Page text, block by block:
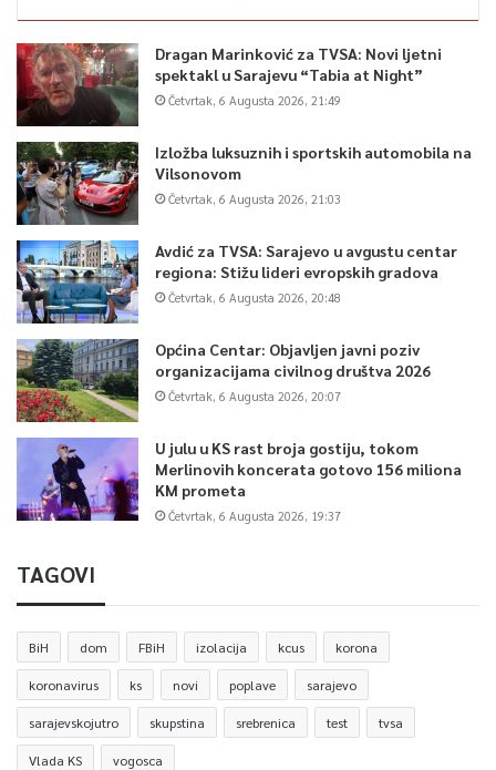
Dragan Marinković za TVSA: Novi ljetni
spektakl u Sarajevu “Tabia at Night”
Četvrtak, 6 Augusta 2026, 21:49
Izložba luksuznih i sportskih automobila na
Vilsonovom
Četvrtak, 6 Augusta 2026, 21:03
Avdić za TVSA: Sarajevo u avgustu centar
regiona: Stižu lideri evropskih gradova
Četvrtak, 6 Augusta 2026, 20:48
Općina Centar: Objavljen javni poziv
organizacijama civilnog društva 2026
Četvrtak, 6 Augusta 2026, 20:07
U julu u KS rast broja gostiju, tokom
Merlinovih koncerata gotovo 156 miliona
KM prometa
Četvrtak, 6 Augusta 2026, 19:37
TAGOVI
BiH dom FBiH izolacija kcus korona
koronavirus ks novi poplave sarajevo
sarajevskojutro skupstina srebrenica test tvsa
Vlada KS vogosca